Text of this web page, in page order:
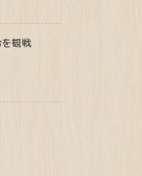
を観戦